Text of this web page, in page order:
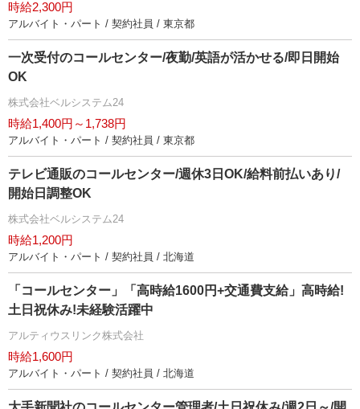
時給2,300円
アルバイト・パート / 契約社員 / 東京都
一次受付のコールセンター/夜勤/英語が活かせる/即日開始
OK
株式会社ベルシステム24
時給1,400円～1,738円
アルバイト・パート / 契約社員 / 東京都
テレビ通販のコールセンター/週休3日OK/給料前払いあり/
開始日調整OK
株式会社ベルシステム24
時給1,200円
アルバイト・パート / 契約社員 / 北海道
「コールセンター」「高時給1600円+交通費支給」高時給!
土日祝休み!未経験活躍中
アルティウスリンク株式会社
時給1,600円
アルバイト・パート / 契約社員 / 北海道